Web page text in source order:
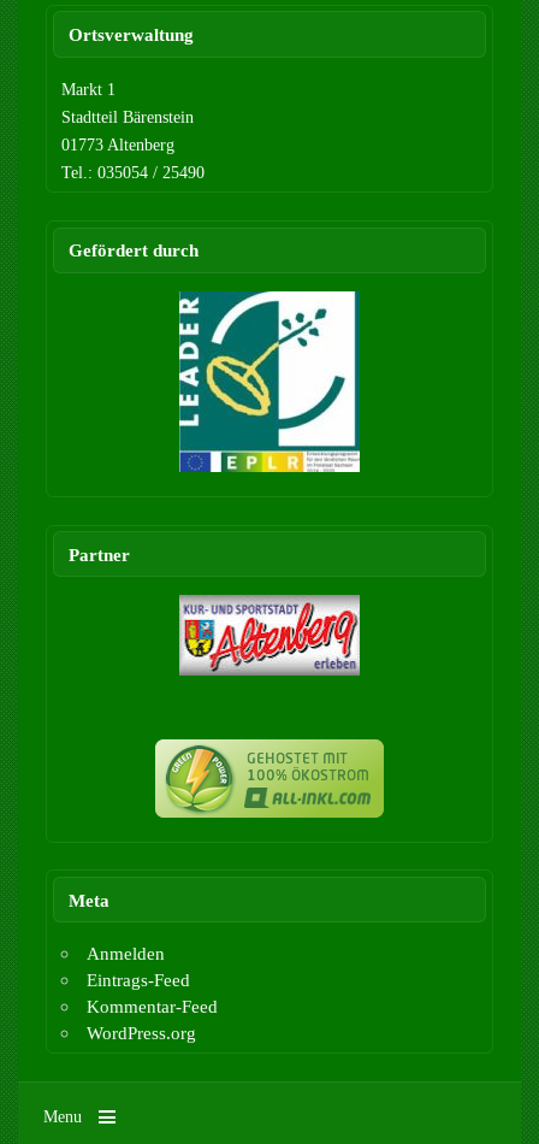
Ortsverwaltung
Markt 1
Stadtteil Bärenstein
01773 Altenberg
Tel.: 035054 / 25490
Gefördert durch
Partner
Meta
Anmelden
Eintrags-Feed
Kommentar-Feed
WordPress.org
Menu